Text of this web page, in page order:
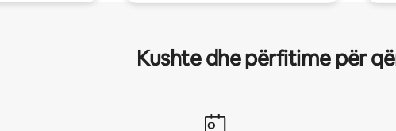
Kushte dhe përfitime për